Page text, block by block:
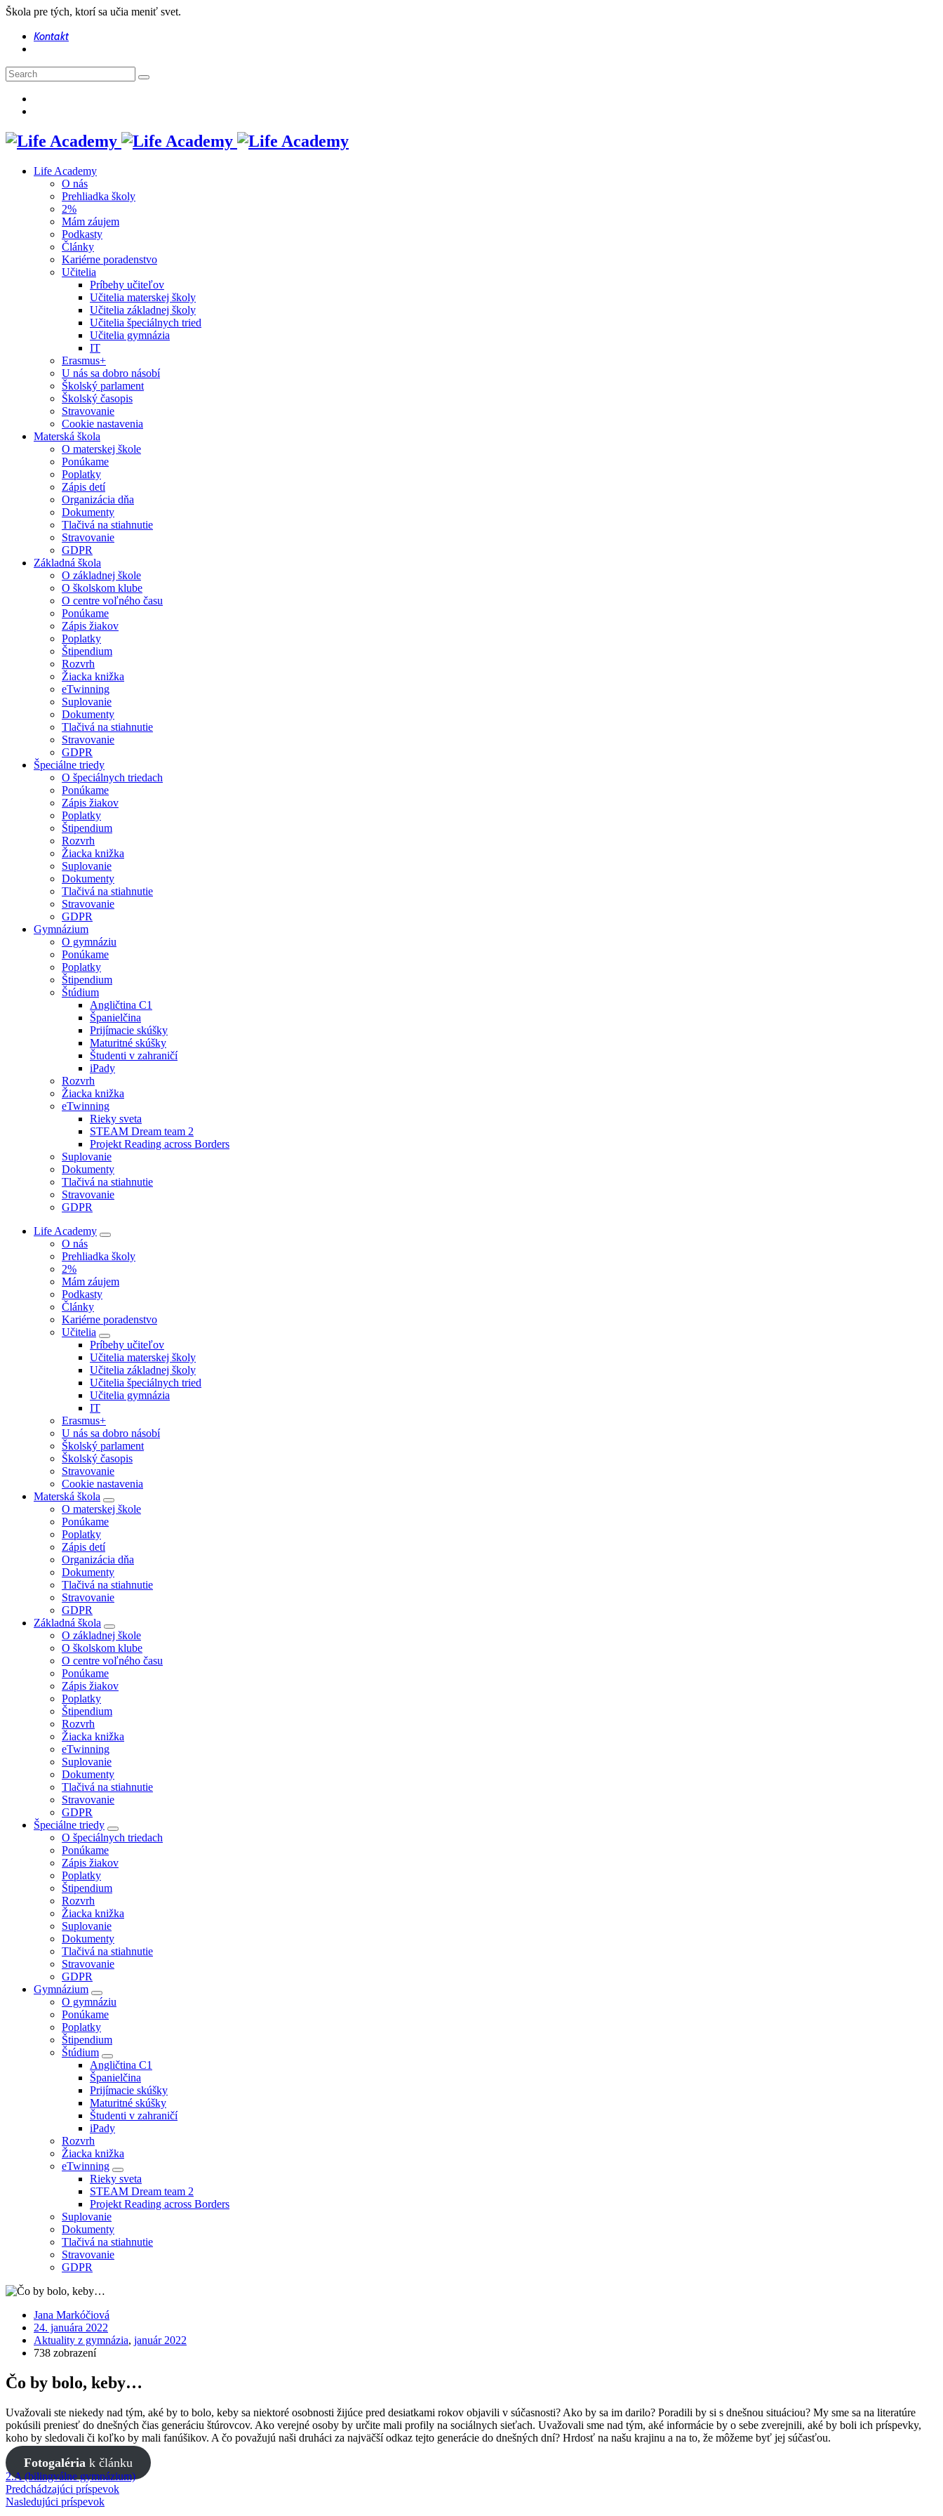
Škola pre tých, ktorí sa učia meniť svet.
Kontakt
Life Academy
O nás
Prehliadka školy
2%
Mám záujem
Podkasty
Články
Kariérne poradenstvo
Učitelia
Príbehy učiteľov
Učitelia materskej školy
Učitelia základnej školy
Učitelia špeciálnych tried
Učitelia gymnázia
IT
Erasmus+
U nás sa dobro násobí
Školský parlament
Školský časopis
Stravovanie
Cookie nastavenia
Materská škola
O materskej škole
Ponúkame
Poplatky
Zápis detí
Organizácia dňa
Dokumenty
Tlačivá na stiahnutie
Stravovanie
GDPR
Základná škola
O základnej škole
O školskom klube
O centre voľného času
Ponúkame
Zápis žiakov
Poplatky
Štipendium
Rozvrh
Žiacka knižka
eTwinning
Suplovanie
Dokumenty
Tlačivá na stiahnutie
Stravovanie
GDPR
Špeciálne triedy
O špeciálnych triedach
Ponúkame
Zápis žiakov
Poplatky
Štipendium
Rozvrh
Žiacka knižka
Suplovanie
Dokumenty
Tlačivá na stiahnutie
Stravovanie
GDPR
Gymnázium
O gymnáziu
Ponúkame
Poplatky
Štipendium
Štúdium
Angličtina C1
Španielčina
Prijímacie skúšky
Maturitné skúšky
Študenti v zahraničí
iPady
Rozvrh
Žiacka knižka
eTwinning
Rieky sveta
STEAM Dream team 2
Projekt Reading across Borders
Suplovanie
Dokumenty
Tlačivá na stiahnutie
Stravovanie
GDPR
Life Academy
O nás
Prehliadka školy
2%
Mám záujem
Podkasty
Články
Kariérne poradenstvo
Učitelia
Príbehy učiteľov
Učitelia materskej školy
Učitelia základnej školy
Učitelia špeciálnych tried
Učitelia gymnázia
IT
Erasmus+
U nás sa dobro násobí
Školský parlament
Školský časopis
Stravovanie
Cookie nastavenia
Materská škola
O materskej škole
Ponúkame
Poplatky
Zápis detí
Organizácia dňa
Dokumenty
Tlačivá na stiahnutie
Stravovanie
GDPR
Základná škola
O základnej škole
O školskom klube
O centre voľného času
Ponúkame
Zápis žiakov
Poplatky
Štipendium
Rozvrh
Žiacka knižka
eTwinning
Suplovanie
Dokumenty
Tlačivá na stiahnutie
Stravovanie
GDPR
Špeciálne triedy
O špeciálnych triedach
Ponúkame
Zápis žiakov
Poplatky
Štipendium
Rozvrh
Žiacka knižka
Suplovanie
Dokumenty
Tlačivá na stiahnutie
Stravovanie
GDPR
Gymnázium
O gymnáziu
Ponúkame
Poplatky
Štipendium
Štúdium
Angličtina C1
Španielčina
Prijímacie skúšky
Maturitné skúšky
Študenti v zahraničí
iPady
Rozvrh
Žiacka knižka
eTwinning
Rieky sveta
STEAM Dream team 2
Projekt Reading across Borders
Suplovanie
Dokumenty
Tlačivá na stiahnutie
Stravovanie
GDPR
Jana Markóčiová
24. januára 2022
Aktuality z gymnázia, január 2022
738 zobrazení
Čo by bolo, keby…
Uvažovali ste niekedy nad tým, aké by to bolo, keby sa niektoré osobnosti žijúce pred desiatkami rokov objavili v súčasnosti? Ako by sa im darilo? Poradili by si s dnešnou situáciou? My sme sa na literatúre
pokúsili preniesť do dnešných čias generáciu štúrovcov. Ako verejné osoby by určite mali profily na sociálnych sieťach. Uvažovali sme nad tým, aké informácie by o sebe zverejnili, aké by boli ich príspevky,
koho by sledovali či koľko by mali fanúšikov. A čo považujú naši druháci za najväčší odkaz tejto generácie do dnešných dní? Hrdosť na našu krajinu a na to, že môžeme byť jej súčasťou.
Fotogaléria k článku
2.A (bilingválne gymnázium)
Predchádzajúci príspevok
Nasledujúci príspevok